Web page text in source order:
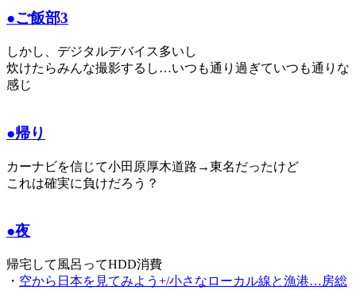
●ご飯部3
しかし、デジタルデバイス多いし
炊けたらみんな撮影するし…いつも通り過ぎていつも通りな
感じ
●帰り
カーナビを信じて小田原厚木道路→東名だったけど
これは確実に負けだろう？
●夜
帰宅して風呂ってHDD消費
・ 空から日本を見てみよう+/小さなローカル線と漁港…房総